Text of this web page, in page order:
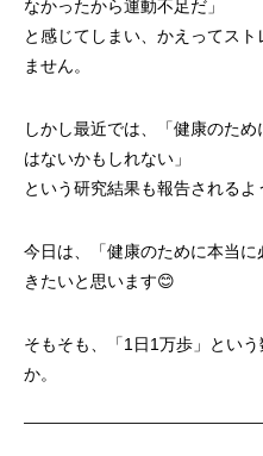
なかったから運動不足だ」
と感じてしまい、かえってス
ません。
しかし最近では、「健康のた
はないかもしれない」
という研究結果も報告されるよ
今日は、「健康のために本当
きたいと思います😊
そもそも、「1日1万歩」とい
か。